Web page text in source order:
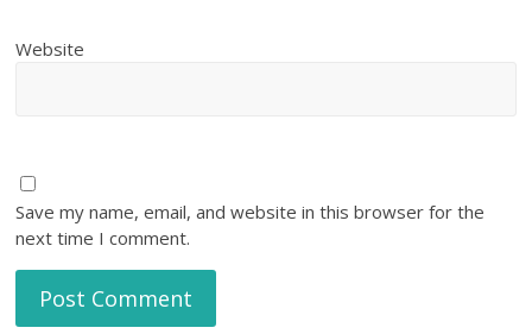
Website
Save my name, email, and website in this browser for the
next time I comment.